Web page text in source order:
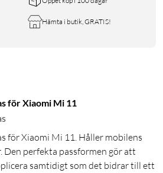
Hämta i butik, GRATIS!
för Xiaomi Mi 11
för Xiaomi Mi 11. Håller mobilens
Den perfekta passformen gör att
samtidigt som det bidrar till ett